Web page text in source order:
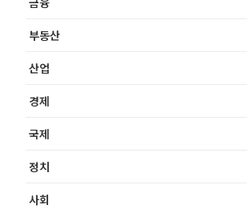
부동산
산업
경제
국제
정치
사회